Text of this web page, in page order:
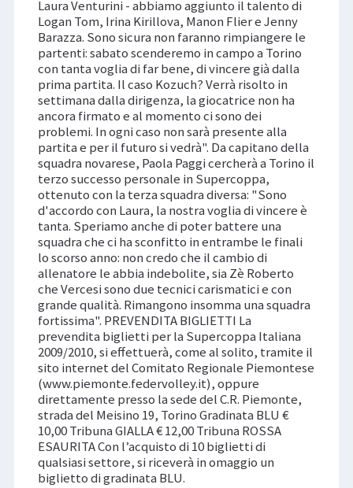
Laura Venturini - abbiamo aggiunto il talento di
Logan Tom, Irina Kirillova, Manon Flier e Jenny
Barazza. Sono sicura non faranno rimpiangere le
partenti: sabato scenderemo in campo a Torino
con tanta voglia di far bene, di vincere già dalla
prima partita. Il caso Kozuch? Verrà risolto in
settimana dalla dirigenza, la giocatrice non ha
ancora firmato e al momento ci sono dei
problemi. In ogni caso non sarà presente alla
partita e per il futuro si vedrà". Da capitano della
squadra novarese, Paola Paggi cercherà a Torino il
terzo successo personale in Supercoppa,
ottenuto con la terza squadra diversa: "Sono
d'accordo con Laura, la nostra voglia di vincere è
tanta. Speriamo anche di poter battere una
squadra che ci ha sconfitto in entrambe le finali
lo scorso anno: non credo che il cambio di
allenatore le abbia indebolite, sia Zè Roberto
che Vercesi sono due tecnici carismatici e con
grande qualità. Rimangono insomma una squadra
fortissima". PREVENDITA BIGLIETTI La
prevendita biglietti per la Supercoppa Italiana
2009/2010, si effettuerà, come al solito, tramite il
sito internet del Comitato Regionale Piemontese
(www.piemonte.federvolley.it), oppure
direttamente presso la sede del C.R. Piemonte,
strada del Meisino 19, Torino Gradinata BLU €
10,00 Tribuna GIALLA € 12,00 Tribuna ROSSA
ESAURITA Con l’acquisto di 10 biglietti di
qualsiasi settore, si riceverà in omaggio un
biglietto di gradinata BLU.